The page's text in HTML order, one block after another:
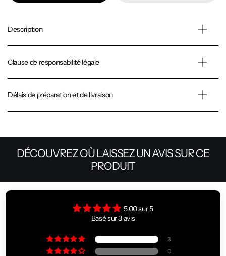
Description
Clause de responsabilité légale
Délais de préparation et de livraison
DÉCOUVREZ OÙ LAISSEZ UN AVIS SUR CE
PRODUIT
5.00 sur 5
Basé sur 3 avis
3
0